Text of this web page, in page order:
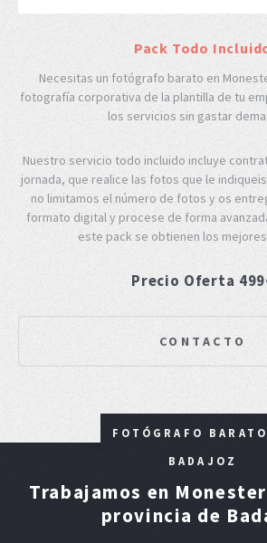
Pack Todo
Necesitas un fotógrafo barato en
fotografía corporativa de la plantilla de tu
los servicios sin gastar
Nuestro servicio todo incluido incluye
jornada, que realice las fotos que le
no limitamos el número de fotos y os
formato digital y procese de forma
este pack se obtienen los
Precio Oferta
CONTACTO
FOTÓGRAFO
BADAJOZ
Trabajamos en
provincia de